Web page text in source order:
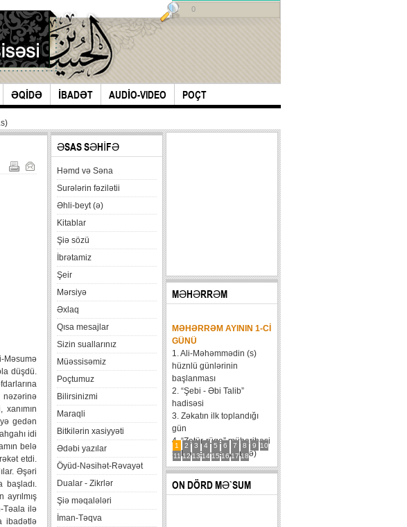
ƏQİDƏ İBADƏT AUDİO-VIDEO POÇT
0
Məsumə
düşdü.
nəzərinə
gedən
idi
belə
etdi.
Əşəri
başladı.
Təala ilə
ibadətlə
ƏSAS SƏHİFƏ
Həmd və Səna
Surələrin fəzilətii
Əhli-beyt (ə)
Kitablar
Şiə sözü
İbrətamiz
Şeir
Mərsiyə
Əxlaq
Qısa mesajlar
Sizin suallarınız
Müəssisəmiz
Poçtumuz
Bilirsinizmi
Maraqli
Bitkilərin xasiyyəti
Ədəbi yazılar
Öyüd-Nəsihət-Rəvayət
Dualar - Zikrlər
Şiə məqalələri
İman-Təqva
MƏHƏRRƏM
1 2 3 4 5 6 7 8 9
10
11 12 13 14 15 16 17 18
MƏHƏRRƏM AYININ 1-CI
GÜNÜ
1. Ali-Məhəmmədin (s)
hüznlü günlərinin
başlanması
2. “Şebi - Əbi Talib”
hadisəsi
3. Zəkatın ilk toplandığı
gün
4. “Zatür-rüqa” müharibəsi
5. Həzrət Hüseynin (ə)
karvanının Bəni Məqatilin
qəsrinə çatması
6....
ON DÖRD MƏ`SUM